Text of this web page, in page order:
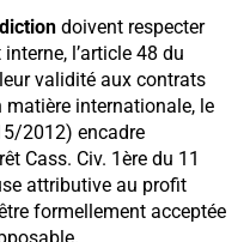
doivent respecter
l’article 48 du
validité aux contrats
internationale, le
2012) encadre
Cass. Civ. 1ère du 11
attributive au profit
formellement acceptée